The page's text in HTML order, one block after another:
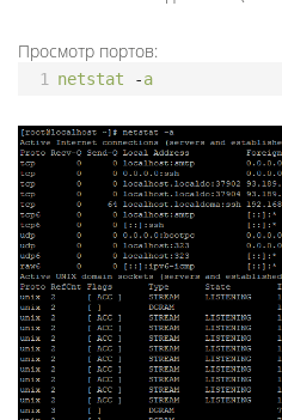
Просмотр портов:
1 netstat -a